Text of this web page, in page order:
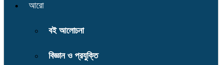
আরো
বই আলোচনা
বিজ্ঞান ও প্রযুক্তি